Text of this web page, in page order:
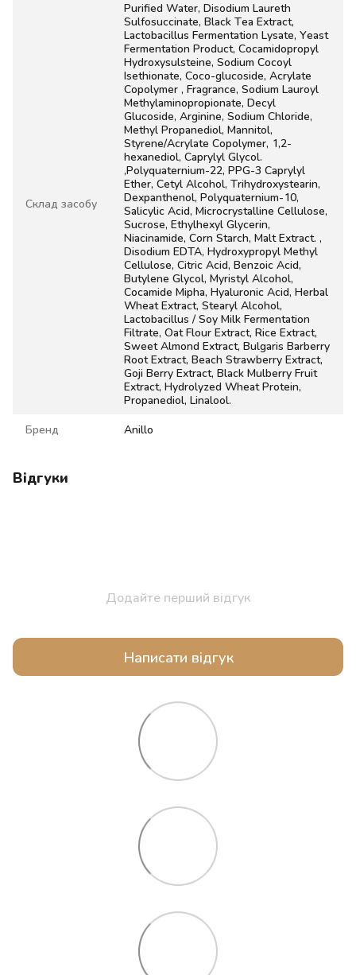
Склад засобу
Purified Water, Disodium Laureth
Sulfosuccinate, Black Tea Extract,
Lactobacillus Fermentation Lysate, Yeast
Fermentation Product, Cocamidopropyl
Hydroxysulsteine, Sodium Cocoyl
Isethionate, Coco-glucoside, Acrylate
Copolymer , Fragrance, Sodium Lauroyl
Methylaminopropionate, Decyl
Glucoside, Arginine, Sodium Chloride,
Methyl Propanediol, Mannitol,
Styrene/Acrylate Copolymer, 1,2-
hexanediol, Caprylyl Glycol.
,Polyquaternium-22, PPG-3 Caprylyl
Ether, Cetyl Alcohol, Trihydroxystearin,
Dexpanthenol, Polyquaternium-10,
Salicylic Acid, Microcrystalline Cellulose,
Sucrose, Ethylhexyl Glycerin,
Niacinamide, Corn Starch, Malt Extract. ,
Disodium EDTA, Hydroxypropyl Methyl
Cellulose, Citric Acid, Benzoic Acid,
Butylene Glycol, Myristyl Alcohol,
Cocamide Mipha, Hyaluronic Acid, Herbal
Wheat Extract, Stearyl Alcohol,
Lactobacillus / Soy Milk Fermentation
Filtrate, Oat Flour Extract, Rice Extract,
Sweet Almond Extract, Bulgaris Barberry
Root Extract, Beach Strawberry Extract,
Goji Berry Extract, Black Mulberry Fruit
Extract, Hydrolyzed Wheat Protein,
Propanediol, Linalool.
Бренд Anillo
Відгуки
Додайте перший відгук
Написати відгук